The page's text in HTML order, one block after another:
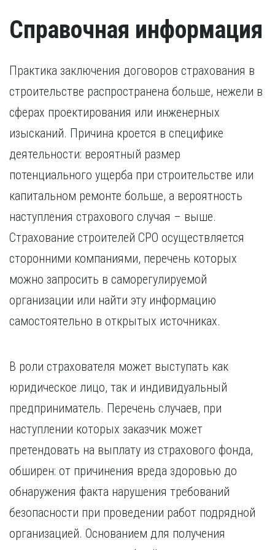
квалификации в течение последних пяти лет. В случае,
если повышение квалификации проходило за пределами
России, требуется копия свидетельства о признании
Справочная информация
Практика заключения договоров страхования в
строительстве распространена больше, нежели в
сферах проектирования или инженерных
изысканий. Причина кроется в специфике
деятельности: вероятный размер
потенциального ущерба при строительстве или
капитальном ремонте больше, а вероятность
наступления страхового случая – выше.
Страхование строителей СРО осуществляется
сторонними компаниями, перечень которых
можно запросить в саморегулируемой
организации или найти эту информацию
самостоятельно в открытых источниках.
В роли страхователя может выступать как
юридическое лицо, так и индивидуальный
предприниматель. Перечень случаев, при
наступлении которых заказчик может
претендовать на выплату из страхового фонда,
обширен: от причинения вреда здоровью до
обнаружения факта нарушения требований
безопасности при проведении работ подрядной
организацией. Основанием для получения